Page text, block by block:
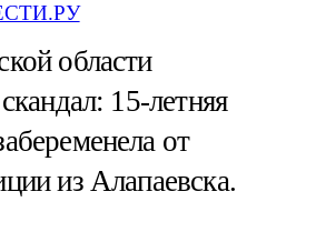
области
15-летняя
от
из Алапаевска.